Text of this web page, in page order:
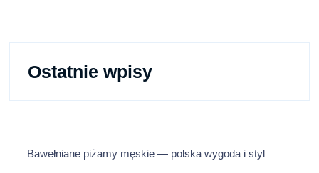
Ostatnie wpisy
Bawełniane piżamy męskie — polska wygoda i styl